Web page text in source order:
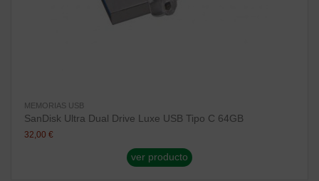
MEMORIAS USB
SanDisk Ultra Dual Drive Luxe USB Tipo C 64GB
32,00 €
ver producto